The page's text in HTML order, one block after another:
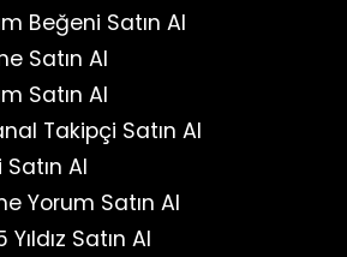
Beğeni Satın Al
Satın Al
Satın Al
Takipçi Satın Al
Al
Yorum Satın Al
Satın Al